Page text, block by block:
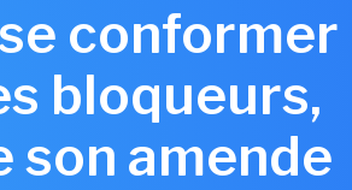
conformer
bloqueurs,
son amende